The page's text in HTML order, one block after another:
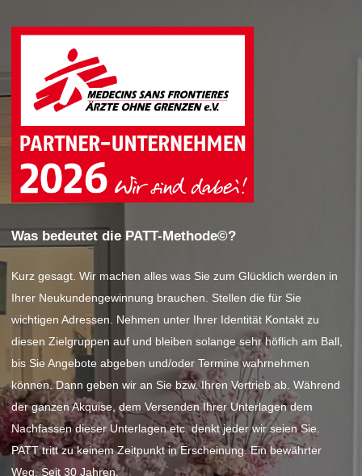
Was bedeutet die PATT-Methode©?
Kurz gesagt. Wir machen alles was Sie zum Glücklich werden in
Ihrer Neukundengewinnung brauchen. Stellen die für Sie
wichtigen Adressen. Nehmen unter Ihrer Identität Kontakt zu
diesen Zielgruppen auf und bleiben solange sehr höflich am Ball,
bis Sie Angebote abgeben und/oder Termine wahrnehmen
können. Dann geben wir an Sie bzw. Ihren Vertrieb ab. Während
der ganzen Akquise, dem Versenden Ihrer Unterlagen dem
Nachfassen dieser Unterlagen etc. denkt jeder wir seien Sie.
PATT tritt zu keinem Zeitpunkt in Erscheinung. Ein bewährter
Weg. Seit 30 Jahren.